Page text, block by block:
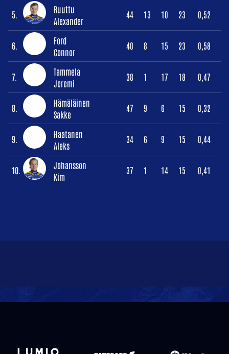
5.
Ruuttu
Alexander
44 13 10 23 0,52
6.
Ford
Connor
40 8 15 23 0,58
7.
Tammela
Jeremi
38 1 17 18 0,47
8.
Hämäläinen
Sakke
47 9 6 15 0,32
9.
Haatanen
Aleks
34 6 9 15 0,44
10.
Johansson
Kim
37 1 14 15 0,41